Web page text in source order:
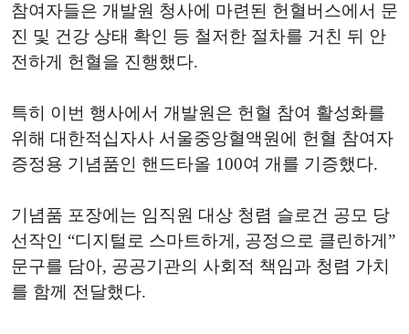
참여자들은 개발원 청사에 마련된 헌혈버스에서 문
진 및 건강 상태 확인 등 철저한 절차를 거친 뒤 안
전하게 헌혈을 진행했다.
특히 이번 행사에서 개발원은 헌혈 참여 활성화를
위해 대한적십자사 서울중앙혈액원에 헌혈 참여자
증정용 기념품인 핸드타올 100여 개를 기증했다.
기념품 포장에는 임직원 대상 청렴 슬로건 공모 당
선작인 “디지털로 스마트하게, 공정으로 클린하게”
문구를 담아, 공공기관의 사회적 책임과 청렴 가치
를 함께 전달했다.